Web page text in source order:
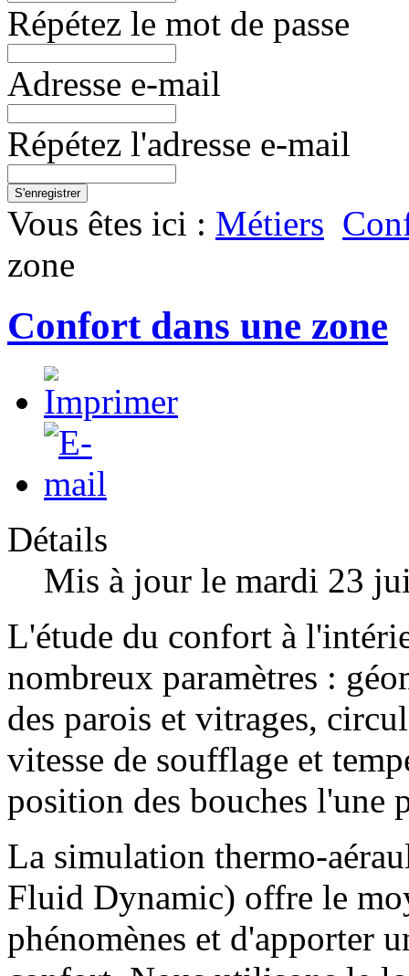
Répétez le mot de passe
Adresse e-mail
Répétez l'adresse e-mail
S'enregistrer
Vous êtes ici : Métiers
zone
Confort dans une zone
Détails
Mis à jour le mardi 23
L'étude du confort à
nombreux paramètres :
des parois et vitrages,
vitesse de soufflage et
position des bouches l'une
La simulation thermo-
Fluid Dynamic) offre le
phénomènes et d'apporter